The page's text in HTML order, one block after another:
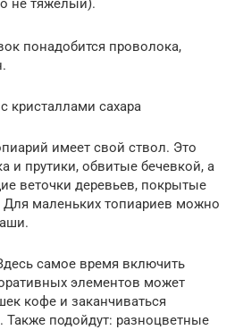
не тяжелый).
понадобится проволока,
кристаллами сахара
имеет свой ствол. Это
и прутики, обвитые бечевкой, а
веточки деревьев, покрытые
маленьких топиариев можно
самое время включить
элементов может
кофе и заканчиваться
подойдут: разноцветные